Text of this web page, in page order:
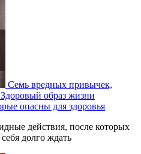
Семь вредных привычек,
Здоровый образ жизни
опасны для здоровья
действия, после которых
долго ждать